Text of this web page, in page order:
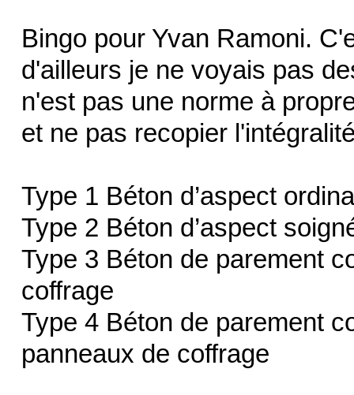
Bingo pour Yvan Ramoni.
d'ailleurs je ne voyais pas
n'est pas une norme à
et ne pas recopier
Type 1 Béton d’aspect
Type 2 Béton d’aspect
Type 3 Béton de parement
coffrage
Type 4 Béton de parement
panneaux de coffrage